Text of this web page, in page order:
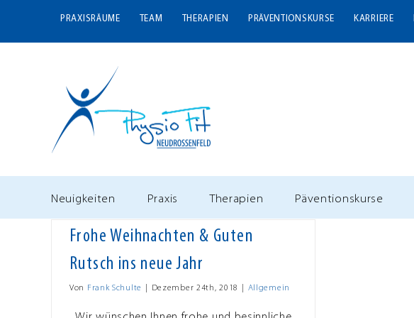
springen
PRAXISRÄUME TEAM THERAPIEN PRÄVENTIONSKURSE KARRIERE
Neuigkeiten Praxis Therapien Päventionskurse
Frohe Weihnachten & Guten
Rutsch ins neue Jahr
Von Frank Schulte Dezember 24th, 2018 Allgemein